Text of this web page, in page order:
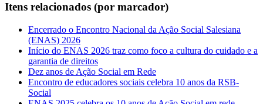
Itens relacionados (por marcador)
Encerrado o Encontro Nacional da Ação Social Salesiana
(ENAS) 2026
Início do ENAS 2026 traz como foco a cultura do cuidado e a
garantia de direitos
Dez anos de Ação Social em Rede
Encontro de educadores sociais celebra 10 anos da RSB-
Social